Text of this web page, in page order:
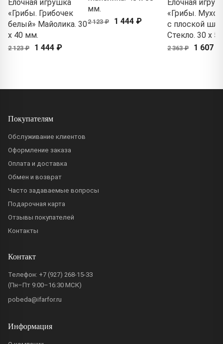
Елочная игрушка
«Грибы. Грибочек
белый» Майолика. 30
x 40 мм.
2 123 ₽ 1 444 ₽
мм.
2 123 ₽ 1 444 ₽
Елочная
«Грибы.
с плоской
Стекло. 30 x
2 363 ₽ 1 607 ₽
Покупателям
Обслуживание клиентов
Оформление заказа
Оплата и доставка
Обмен и возврат
Часто задаваемые вопросы
Подарочная карта
Отзывы покупателей
Контакты
Контакт
Телефон: +7 (927) 268-15-33
(Пн–Пт 9:00–16:30 МСК)
pobeda@ifarfor.ru
Информация